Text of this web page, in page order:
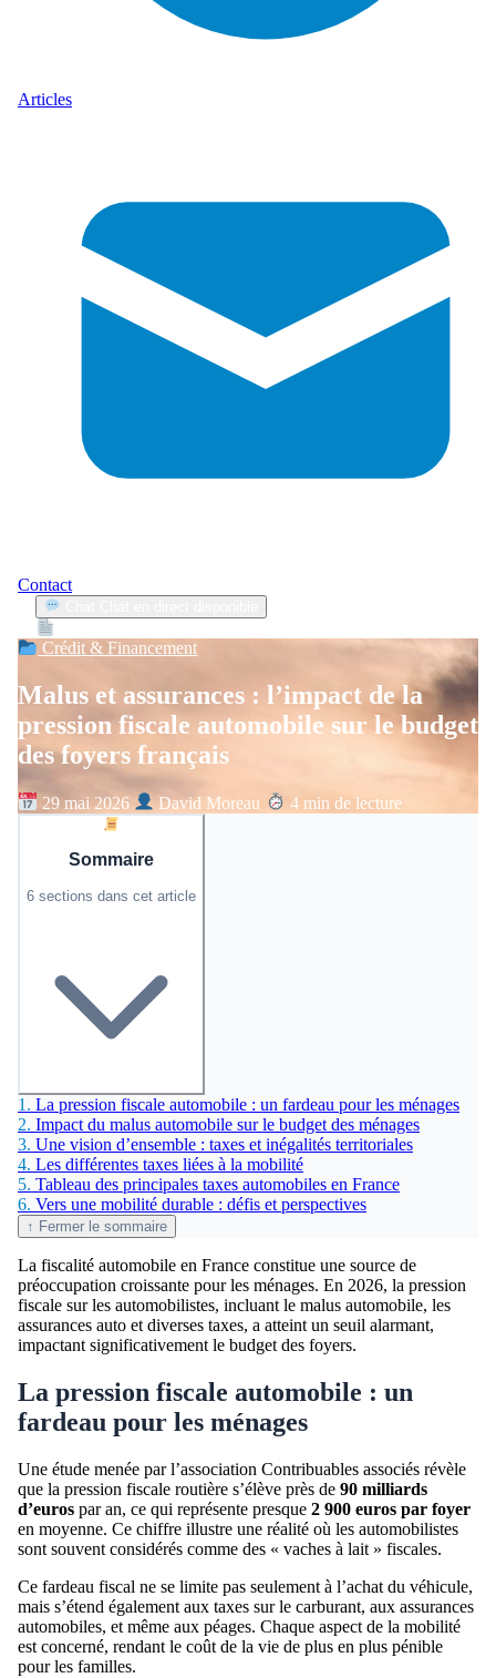
Articles
Contact
Crédit & Financement
Malus et assurances : l’impact de la
pression fiscale automobile sur le budget
des foyers français
29 mai 2026 David Moreau 4 min de lecture
Sommaire
6 sections dans cet article
1. La pression fiscale automobile : un fardeau pour les ménages
2. Impact du malus automobile sur le budget des ménages
3. Une vision d’ensemble : taxes et inégalités territoriales
4. Les différentes taxes liées à la mobilité
5. Tableau des principales taxes automobiles en France
6. Vers une mobilité durable : défis et perspectives
↑ Fermer le sommaire
La fiscalité automobile en France constitue une source de
préoccupation croissante pour les ménages. En 2026, la pression
fiscale sur les automobilistes, incluant le malus automobile, les
assurances auto et diverses taxes, a atteint un seuil alarmant,
impactant significativement le budget des foyers.
La pression fiscale automobile : un
fardeau pour les ménages
Une étude menée par l’association Contribuables associés révèle
que la pression fiscale routière s’élève près de 90 milliards
d’euros par an, ce qui représente presque 2 900 euros par foyer
en moyenne. Ce chiffre illustre une réalité où les automobilistes
sont souvent considérés comme des « vaches à lait » fiscales.
Ce fardeau fiscal ne se limite pas seulement à l’achat du véhicule,
mais s’étend également aux taxes sur le carburant, aux assurances
automobiles, et même aux péages. Chaque aspect de la mobilité
est concerné, rendant le coût de la vie de plus en plus pénible
pour les familles.